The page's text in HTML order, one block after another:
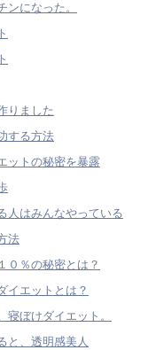
になった。
りました
する方法
ットの秘密を暴露
人はみんなやっている
法
０％の秘密とは？
イエットとは？
ぼけダイエット。
と、透明感美人